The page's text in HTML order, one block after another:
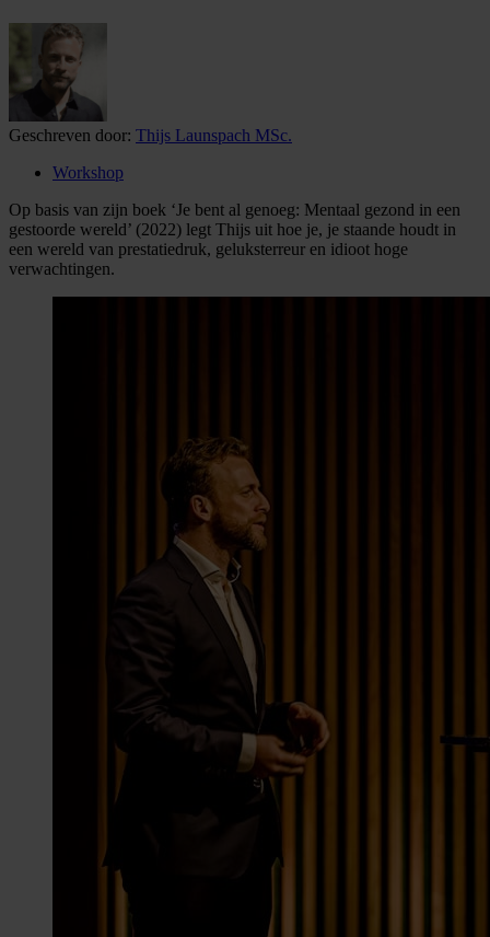
Geschreven door: Thijs Launspach MSc.
Workshop
Op basis van zijn boek ‘Je bent al genoeg: Mentaal gezond in een
gestoorde wereld’ (2022) legt Thijs uit hoe je, je staande houdt in
een wereld van prestatiedruk, geluksterreur en idioot hoge
verwachtingen.